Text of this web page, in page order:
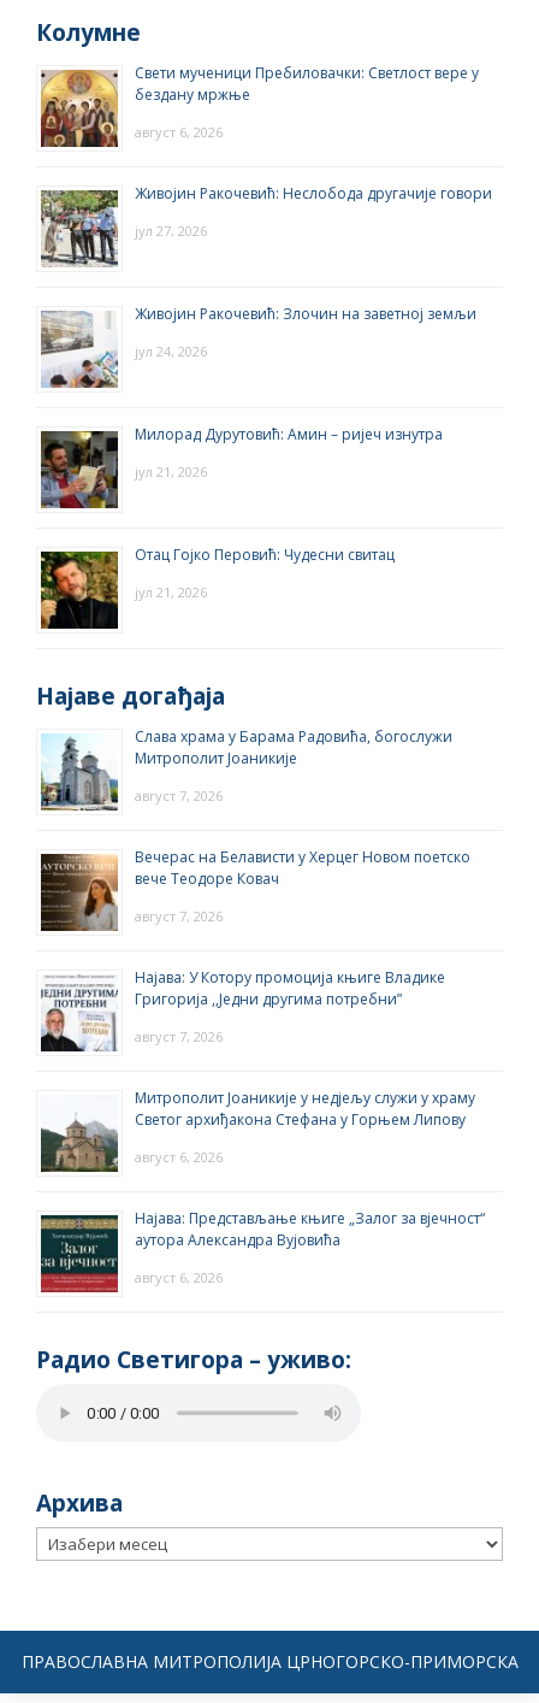
Колумне
Свети мученици Пребиловачки: Светлост вере у
бездану мржње
август 6, 2026
Живојин Ракочевић: Неслобода другачије говори
јул 27, 2026
Живојин Ракочевић: Злочин на заветној земљи
јул 24, 2026
Милорад Дурутовић: Амин – ријеч изнутра
јул 21, 2026
Отац Гојко Перовић: Чудесни свитац
јул 21, 2026
Најаве догађаја
Слава храма у Барама Радовића, богослужи
Митрополит Јоаникије
август 7, 2026
Вечерас на Белависти у Херцег Новом поетско
вече Теодоре Ковач
август 7, 2026
Најава: У Котору промоција књиге Владике
Григорија ,,Једни другима потребни”
август 7, 2026
Митрополит Јоаникије у недјељу служи у храму
Светог архиђакона Стефана у Горњем Липову
август 6, 2026
Најава: Представљање књиге „Залог за вјечност“
аутора Александра Вујовића
август 6, 2026
Радио Светигора – yживо:
Архива
Архива
ПРАВОСЛАВНА МИТРОПОЛИЈА ЦРНОГОРСКО-ПРИМОРСКА